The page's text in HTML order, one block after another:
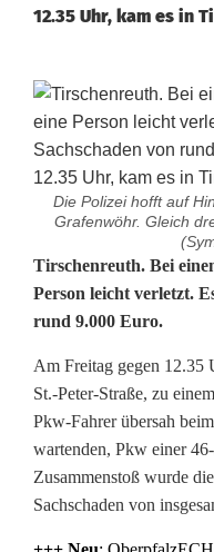
12.35 Uhr, kam es in
Die Polizei hofft auf
Grafenwöhr. Gleich
U
n
f
a
l
l
Tirschenreuth. Bei
Person leicht verletzt.
rund 9.000 Euro.
Am Freitag gegen 12.35
St.-Peter-Straße, zu
Pkw-Fahrer übersah
wartenden, Pkw einer
Zusammenstoß wurde
Sachschaden von